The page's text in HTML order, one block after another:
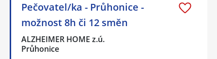
Pečovatel/ka - Průhonice -
možnost 8h či 12 směn
ALZHEIMER HOME z.ú.
Průhonice